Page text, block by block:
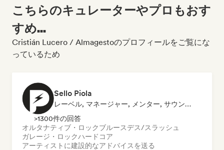
こちらのキュレーターやプロもおす
すめ...
Cristián Lucero / Almagestoのプロフィールをご覧にな
っているため
Sello Piola
レーベル, マネージャー, メンター, サウンドエキスパート
>1300件の回答
オルタナティブ・ロックブルースデス/スラッシュ
ガレージ・ロックハードコア
アーティストに建設的なアドバイスを送る